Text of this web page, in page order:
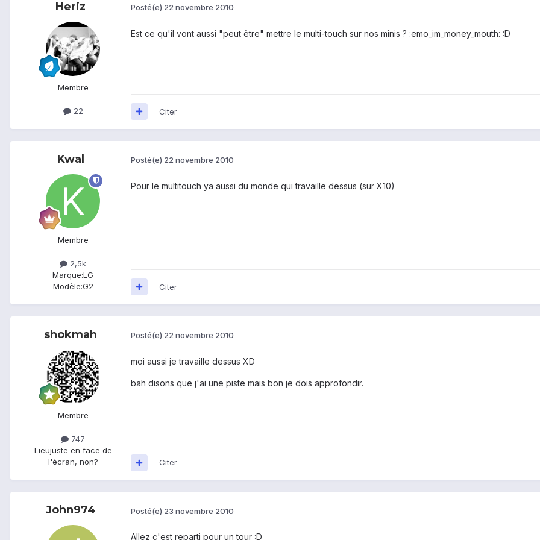
Heriz
Membre
22
Posté(e) 22 novembre 2010
Est ce qu'il vont aussi "peut être" mettre le multi-touch sur nos minis ? :emo_im_money_mouth: :D
Citer
Kwal
Membre
2,5k
Marque:LG
Modèle:G2
Posté(e) 22 novembre 2010
Pour le multitouch ya aussi du monde qui travaille dessus (sur X10)
Citer
shokmah
Membre
747
Lieujuste en face de
l'écran, non?
Posté(e) 22 novembre 2010
moi aussi je travaille dessus XD
bah disons que j'ai une piste mais bon je dois approfondir.
Citer
John974 Posté(e) 23 novembre 2010
Allez c'est reparti pour un tour :D